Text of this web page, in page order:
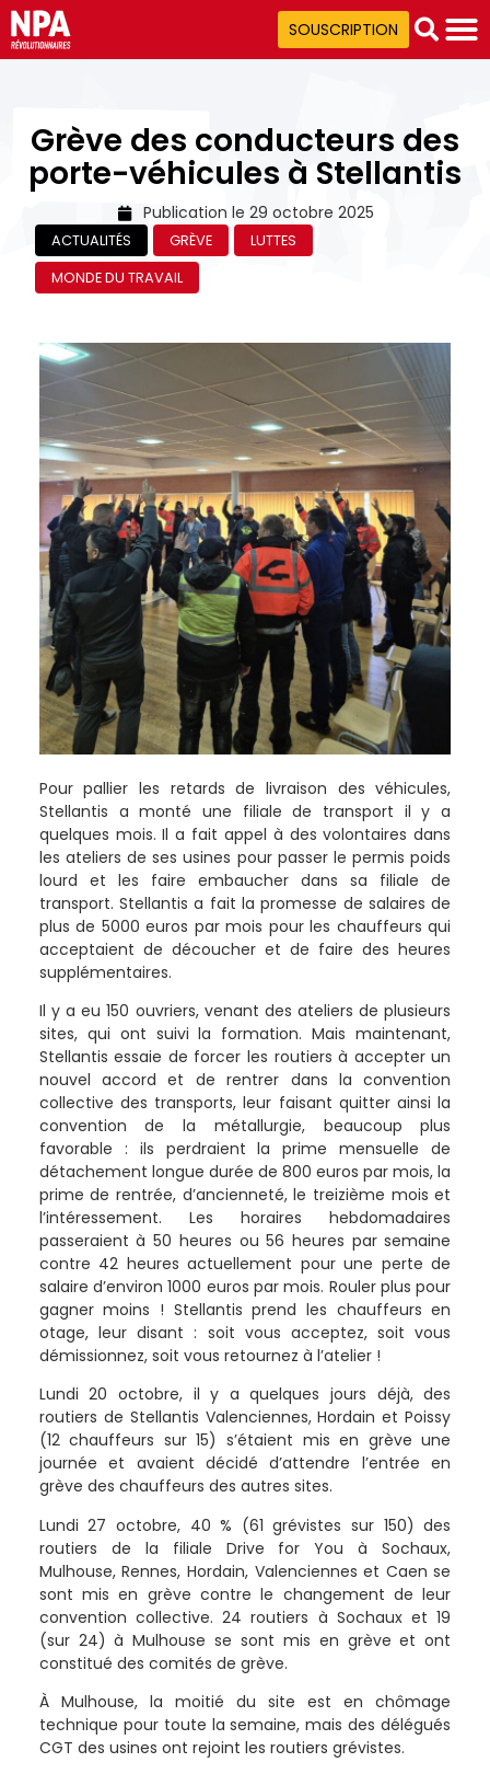
SOUSCRIPTION
Grève des conducteurs des
porte-véhicules à Stellantis
Publication le 29 octobre 2025
ACTUALITÉS GRÈVE
LUTTES
MONDE DU TRAVAIL
Pour pallier les retards de livraison des véhicules,
Stellantis a monté une filiale de transport il y a
quelques mois. Il a fait appel à des volontaires dans
les ateliers de ses usines pour passer le permis poids
lourd et les faire embaucher dans sa filiale de
transport. Stellantis a fait la promesse de salaires de
plus de 5000 euros par mois pour les chauffeurs qui
acceptaient de découcher et de faire des heures
supplémentaires.
Il y a eu 150 ouvriers, venant des ateliers de plusieurs
sites, qui ont suivi la formation. Mais maintenant,
Stellantis essaie de forcer les routiers à accepter un
nouvel accord et de rentrer dans la convention
collective des transports, leur faisant quitter ainsi la
convention de la métallurgie, beaucoup plus
favorable : ils perdraient la prime mensuelle de
détachement longue durée de 800 euros par mois, la
prime de rentrée, d’ancienneté, le treizième mois et
l’intéressement. Les horaires hebdomadaires
passeraient à 50 heures ou 56 heures par semaine
contre 42 heures actuellement pour une perte de
salaire d’environ 1000 euros par mois. Rouler plus pour
gagner moins ! Stellantis prend les chauffeurs en
otage, leur disant : soit vous acceptez, soit vous
démissionnez, soit vous retournez à l’atelier !
Lundi 20 octobre, il y a quelques jours déjà, des
routiers de Stellantis Valenciennes, Hordain et Poissy
(12 chauffeurs sur 15) s’étaient mis en grève une
journée et avaient décidé d’attendre l’entrée en
grève des chauffeurs des autres sites.
Lundi 27 octobre, 40 % (61 grévistes sur 150) des
routiers de la filiale Drive for You à Sochaux,
Mulhouse, Rennes, Hordain, Valenciennes et Caen se
sont mis en grève contre le changement de leur
convention collective. 24 routiers à Sochaux et 19
(sur 24) à Mulhouse se sont mis en grève et ont
constitué des comités de grève.
À Mulhouse, la moitié du site est en chômage
technique pour toute la semaine, mais des délégués
CGT des usines ont rejoint les routiers grévistes.